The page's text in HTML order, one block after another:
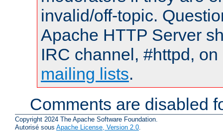
invalid/off-topic.
Apache HTTP Server
IRC channel, #httpd,
mailing lists.
Comments are disabled
Copyright 2024 The Apache Software Foundation.
Autorisé sous Apache License, Version 2.0.